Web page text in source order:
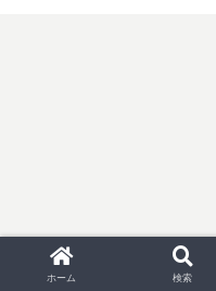
ホーム 検索